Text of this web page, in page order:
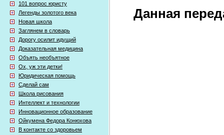
101 вопрос юристу
Легенды золотого века
Новая школа
Заглянем в словарь
Дорогу осилит идущий
Доказательная медицина
Объять необъятное
Ох, уж эти детки!
Юридическая помощь
Сделай сам
Школа рисования
Интеллект и технологии
Инновационное образование
Ойкумена Федора Конюхова
В контакте со здоровьем
Данная